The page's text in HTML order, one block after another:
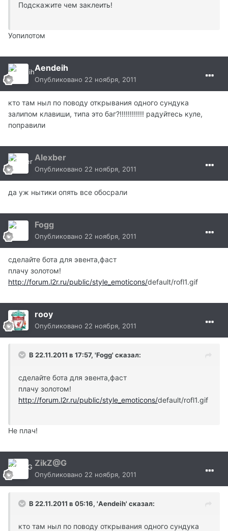
Подскажите чем заклеить!
Уопилотом
Aendeih
Опубликовано 22 ноября, 2011
кто там ныл по поводу открывания одного сундука
залипом клавиши, типа это баг?!!!!!!!!!!!! радуйтесь куле,
поправили
Alexber
Опубликовано 22 ноября, 2011
да уж нытики опять все обосрали
Fogg
Опубликовано 22 ноября, 2011
сделайте бота для эвента,фаст
плачу золотом!
http://forum.l2r.ru/public/style_emoticons/default/rofl1.gif
rooy
Опубликовано 22 ноября, 2011
В 22.11.2011 в 17:57, 'Fogg' сказал:
сделайте бота для эвента,фаст
плачу золотом!
http://forum.l2r.ru/public/style_emoticons/default/rofl1.gif
Не плач!
ZikZ@G
Опубликовано 22 ноября, 2011
В 22.11.2011 в 05:16, 'Aendeih' сказал:
кто там ныл по поводу открывания одного сундука